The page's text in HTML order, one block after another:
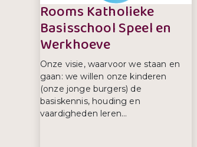
Rooms Katholieke
Basisschool Speel en
Werkhoeve
Onze visie, waarvoor we staan en
gaan: we willen onze kinderen
(onze jonge burgers) de
basiskennis, houding en
vaardigheden leren...